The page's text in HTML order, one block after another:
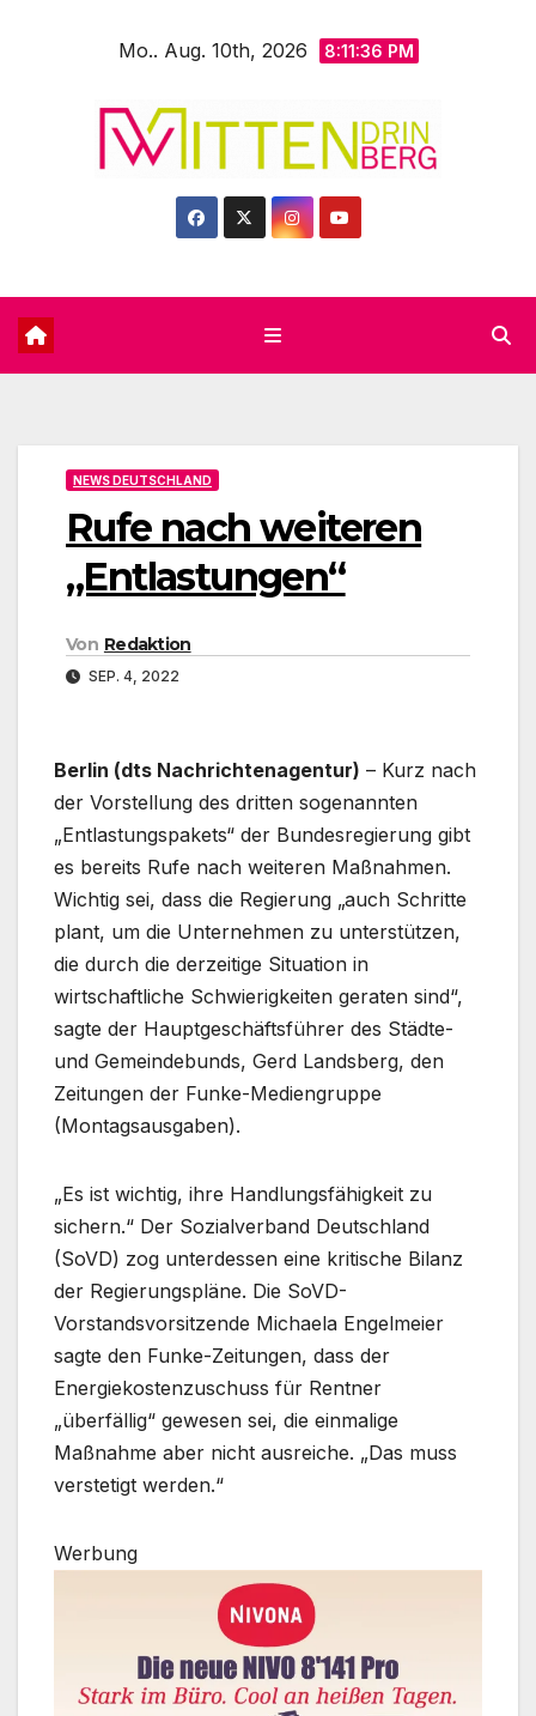
Mo.. Aug. 10th, 2026 8:11:38 PM
NEWS DEUTSCHLAND
Rufe nach weiteren
„Entlastungen“
Von Redaktion
SEP. 4, 2022
Berlin (dts Nachrichtenagentur) – Kurz nach
der Vorstellung des dritten sogenannten
„Entlastungspakets“ der Bundesregierung gibt
es bereits Rufe nach weiteren Maßnahmen.
Wichtig sei, dass die Regierung „auch Schritte
plant, um die Unternehmen zu unterstützen,
die durch die derzeitige Situation in
wirtschaftliche Schwierigkeiten geraten sind“,
sagte der Hauptgeschäftsführer des Städte-
und Gemeindebunds, Gerd Landsberg, den
Zeitungen der Funke-Mediengruppe
(Montagsausgaben).
„Es ist wichtig, ihre Handlungsfähigkeit zu
sichern.“ Der Sozialverband Deutschland
(SoVD) zog unterdessen eine kritische Bilanz
der Regierungspläne. Die SoVD-
Vorstandsvorsitzende Michaela Engelmeier
sagte den Funke-Zeitungen, dass der
Energiekostenzuschuss für Rentner
„überfällig“ gewesen sei, die einmalige
Maßnahme aber nicht ausreiche. „Das muss
verstetigt werden.“
Werbung